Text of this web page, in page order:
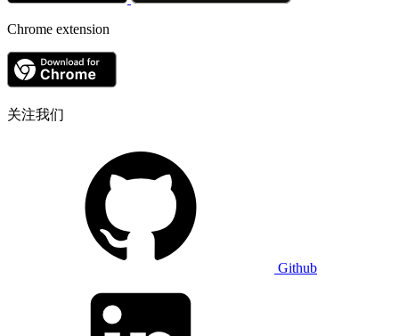
Chrome extension
关注我们
Github